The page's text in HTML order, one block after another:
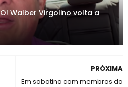
Walber Virgolino volta a
PRÓXIMA
Em sabatina com membros da